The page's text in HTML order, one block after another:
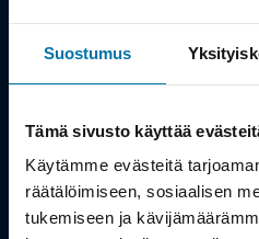
Suostumus
Tämä sivusto käyttää
Käytämme evästeitä
räätälöimiseen, sosiaalisen
tukemiseen ja